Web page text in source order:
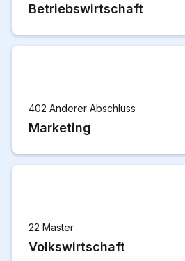
Betriebswirtschaft
402 Anderer Abschluss
Marketing
22 Master
Volkswirtschaft